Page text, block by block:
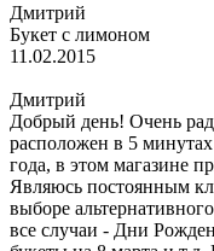
Дмитрий
Букет с лимоном
11.02.2015
Дмитрий
Добрый день! Очень
расположен в 5
года, в этом магазине
Являюсь постоянным
выборе
все случаи - Дни